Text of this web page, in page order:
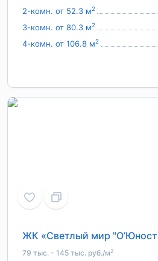
2-комн. от 52.3 м2
3-комн. от 80.3 м2
4-комн. от 106.8 м2
ЖК «Светлый мир
79 тыс. - 145 тыс. руб./м2